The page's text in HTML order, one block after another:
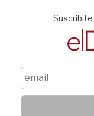
Suscribite